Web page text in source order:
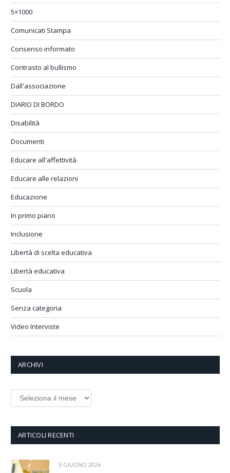
5×1000
Comunicati Stampa
Consenso informato
Contrasto al bullismo
Dall'associazione
DIARIO DI BORDO
Disabilità
Documenti
Educare all'affettività
Educare alle relazioni
Educazione
In primo piano
Inclusione
Libertà di scelta educativa
Libertà educativa
Scuola
Senza categoria
Video Interviste
ARCHIVI
ARTICOLI RECENTI
5 GIUGNO 2026